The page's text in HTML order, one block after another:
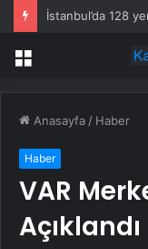
İstanbul’da 128
Menü
Anasayfa / Haber
Haber
VAR
Açıklandı